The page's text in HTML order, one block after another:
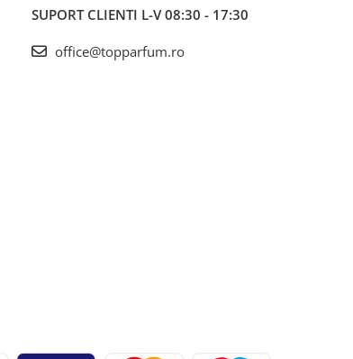
SUPORT CLIENTI L-V 08:30 - 17:30
office@topparfum.ro